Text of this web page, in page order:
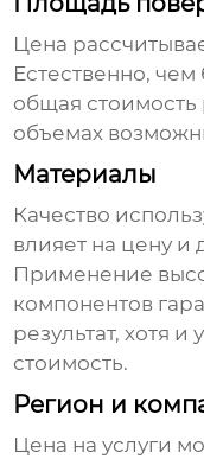
Цена
Естественно,
общая
объемах
Материалы
Качество
влияет на цену и
Применение
компонентов
результат, хотя
стоимость.
Регион и
Цена на услуги